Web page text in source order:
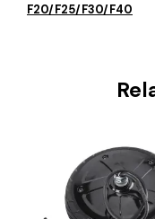
F20/F25/F30/F40